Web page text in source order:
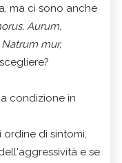
ma ci sono anche
Aurum,
mur,
condizione in
di sintomi,
e se